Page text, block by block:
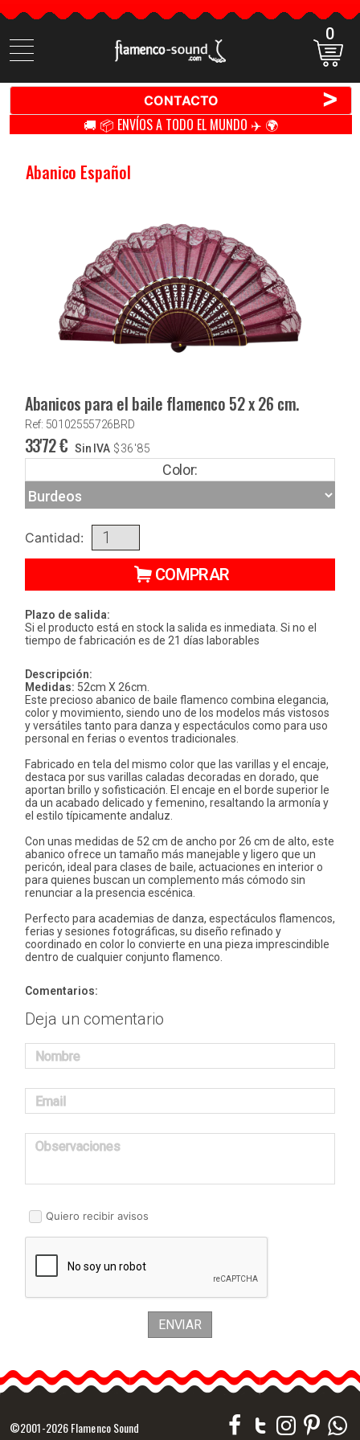
Buscar
productos
0
CONTACTO >
🚚 📦 ENVÍOS A TODO EL MUNDO ✈️ 🌍
Abanico Español
Abanicos para el baile flamenco 52 x 26 cm.
Ref: 50102555726BRD
33'72€ Sin IVA $36'85
Color:
Cantidad:
COMPRAR
Plazo de salida:
Si el producto está en stock la salida es inmediata. Si no el
tiempo de fabricación es de 21 días laborables
Descripción:
Medidas: 52cm X 26cm.
Este precioso abanico de baile flamenco combina elegancia,
color y movimiento, siendo uno de los modelos más vistosos
y versátiles tanto para danza y espectáculos como para uso
personal en ferias o eventos tradicionales.
Fabricado en tela del mismo color que las varillas y el encaje,
destaca por sus varillas caladas decoradas en dorado, que
aportan brillo y sofisticación. El encaje en el borde superior le
da un acabado delicado y femenino, resaltando la armonía y
el estilo típicamente andaluz.
Con unas medidas de 52 cm de ancho por 26 cm de alto, este
abanico ofrece un tamaño más manejable y ligero que un
pericón, ideal para clases de baile, actuaciones en interior o
para quienes buscan un complemento más cómodo sin
renunciar a la presencia escénica.
Perfecto para academias de danza, espectáculos flamencos,
ferias y sesiones fotográficas, su diseño refinado y
coordinado en color lo convierte en una pieza imprescindible
dentro de cualquier conjunto flamenco.
Comentarios:
Deja un comentario
Nombre
Email
Observaciones
Quiero recibir avisos
ENVIAR
©2001-2026 Flamenco Sound